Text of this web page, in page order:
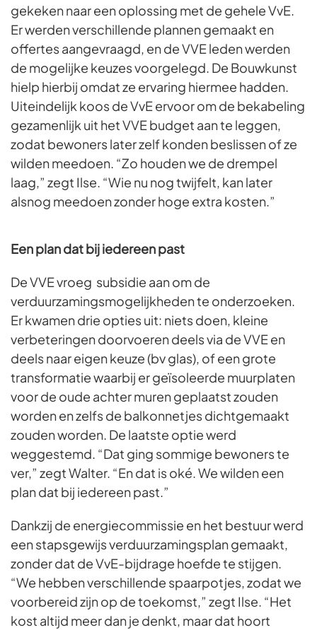
gekeken naar een oplossing met de gehele VvE.
Er werden verschillende plannen gemaakt en
offertes aangevraagd, en de VVE leden werden
de mogelijke keuzes voorgelegd. De Bouwkunst
hielp hierbij omdat ze ervaring hiermee hadden.
Uiteindelijk koos de VvE ervoor om de bekabeling
gezamenlijk uit het VVE budget aan te leggen,
zodat bewoners later zelf konden beslissen of ze
wilden meedoen. “Zo houden we de drempel
laag,” zegt Ilse. “Wie nu nog twijfelt, kan later
alsnog meedoen zonder hoge extra kosten.”
Een plan dat bij iedereen past
De VVE vroeg subsidie aan om de
verduurzamingsmogelijkheden te onderzoeken.
Er kwamen drie opties uit: niets doen, kleine
verbeteringen doorvoeren deels via de VVE en
deels naar eigen keuze (bv glas), of een grote
transformatie waarbij er geïsoleerde muurplaten
voor de oude achter muren geplaatst zouden
worden en zelfs de balkonnetjes dichtgemaakt
zouden worden. De laatste optie werd
weggestemd. “Dat ging sommige bewoners te
ver,” zegt Walter. “En dat is oké. We wilden een
plan dat bij iedereen past.”
Dankzij de energiecommissie en het bestuur werd
een stapsgewijs verduurzamingsplan gemaakt,
zonder dat de VvE-bijdrage hoefde te stijgen.
“We hebben verschillende spaarpotjes, zodat we
voorbereid zijn op de toekomst,” zegt Ilse. “Het
kost altijd meer dan je denkt, maar dat hoort